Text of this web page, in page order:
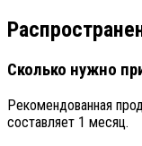
Сколько нужно
Рекомендованная
составляет 1 месяц.